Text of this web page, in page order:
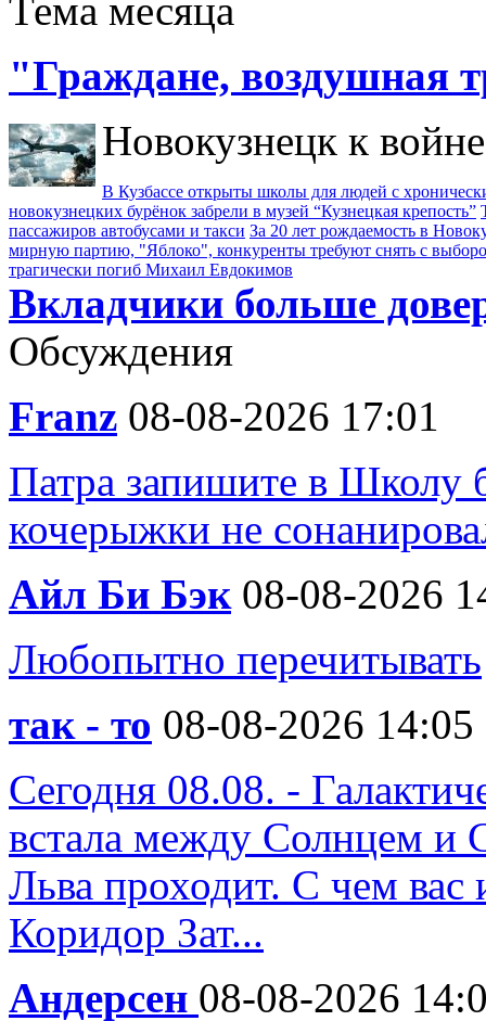
Тема месяца
"Граждане, воздушная
Новокузнецк к
В Кузбассе открыты школы для людей с
новокузнецких бурёнок забрели в музей “Кузнецкая крепость”
пассажиров автобусами и такси За 20 лет рождаемость в
мирную партию, "Яблоко", конкуренты требуют снять с
трагически погиб Михаил Евдокимов
Вкладчики больше
Обсуждения
Franz 08-08-2026 17:01
Патра запишите в Школу
кочерыжки не
Айл Би Бэк08-08-2026
Любопытно перечитывать
так - то 08-08-2026 14:05
Сегодня 08.08. -
встала между Солнцем и
Льва проходит. С чем вас
Коридор Зат...
Андерсен 08-08-2026